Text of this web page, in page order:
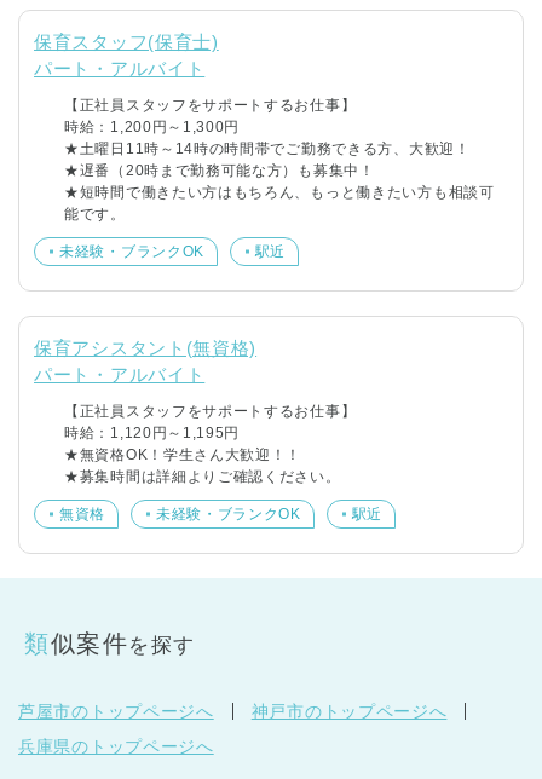
保育スタッフ(保育士)
パート・アルバイト
【正社員スタッフをサポートするお仕事】
時給：1,200円～1,300円
★土曜日11時～14時の時間帯でご勤務できる方、大歓迎！
★遅番（20時まで勤務可能な方）も募集中！
★短時間で働きたい方はもちろん、もっと働きたい方も相談可
能です。
未経験・ブランクOK 駅近
保育アシスタント(無資格)
パート・アルバイト
【正社員スタッフをサポートするお仕事】
時給：1,120円～1,195円
★無資格OK！学生さん大歓迎！！
★募集時間は詳細よりご確認ください。
無資格 未経験・ブランクOK 駅近
類似案件を探す
芦屋市のトップページへ
神戸市のトップページへ
兵庫県のトップページへ